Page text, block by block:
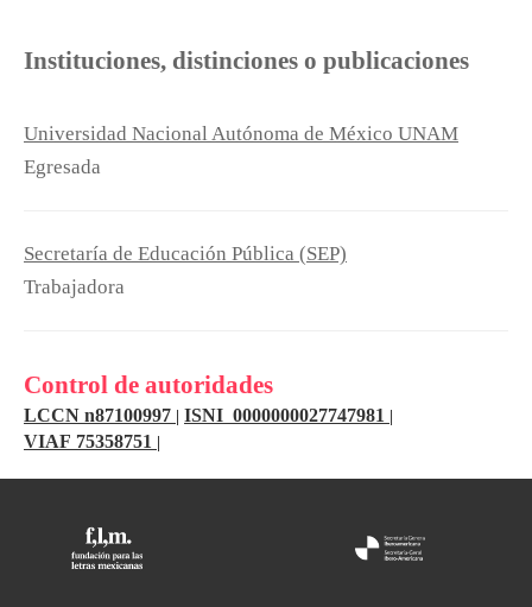
Instituciones, distinciones o publicaciones
Universidad Nacional Autónoma de México UNAM
Egresada
Secretaría de Educación Pública (SEP)
Trabajadora
Control de autoridades
LCCN n87100997 | ISNI 0000000027747981 |
VIAF 75358751 |